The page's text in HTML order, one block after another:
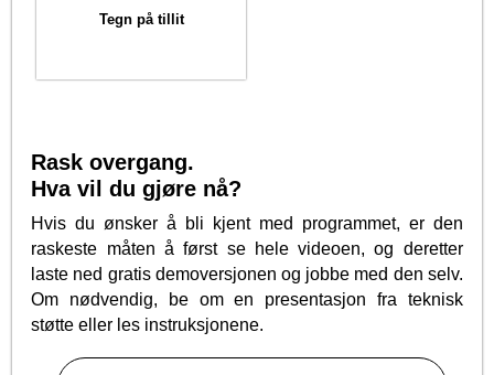
Tegn på tillit
Rask overgang.
Hva vil du gjøre nå?
Hvis du ønsker å bli kjent med programmet, er den
raskeste måten å først se hele videoen, og deretter
laste ned gratis demoversjonen og jobbe med den selv.
Om nødvendig, be om en presentasjon fra teknisk
støtte eller les instruksjonene.